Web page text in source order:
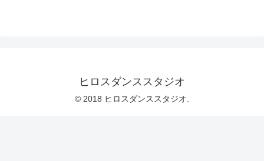
ヒロスダンススタジオ
© 2018 ヒロスダンススタジオ.